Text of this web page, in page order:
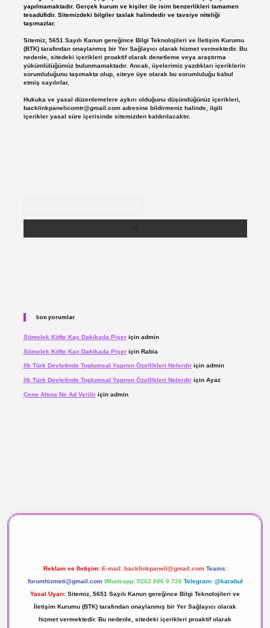
yapılmamaktadır. Gerçek kurum ve kişiler ile isim benzerlikleri tamamen
tesadüfidir. Sitemizdeki bilgiler taslak halindedir ve tavsiye niteliği
taşımazlar.
Sitemiz, 5651 Sayılı Kanun gereğince Bilgi Teknolojileri ve İletişim Kurumu
(BTK) tarafından onaylanmış bir Yer Sağlayıcı olarak hizmet vermektedir. Bu
nedenle, sitedeki içerikleri proaktif olarak denetleme veya araştırma
yükümlülüğümüz bulunmamaktadır. Ancak, üyelerimiz yazdıkları içeriklerin
sorumluluğunu taşımakta olup, siteye üye olarak bu sorumluluğu kabul
etmiş sayılırlar.
Hukuka ve yasal düzenlemelere aykırı olduğunu düşündüğünüz içerikleri,
backlinkpanelicomtr@gmail.comadresine bildirmeniz halinde, ilgili
içerikler yasal süre içerisinde sitemizden kaldırılacaktır.
Son yorumlar
Sömelek Köfte Kaç Dakikada Pişeriçin admin
Sömelek Köfte Kaç Dakikada Pişeriçin Rabia
Ilk Türk Devletinde Toplumsal Yapının Özellikleri Nelerdiriçin admin
Ilk Türk Devletinde Toplumsal Yapının Özellikleri Nelerdiriçin Ayaz
Çene Altına Ne Ad Veriliriçin admin
Reklam ve İletişim: E-mail: backlinkpaneli@gmail.com Teams:
forumhizmeti@gmail.com Whatsapp: 0262 606 0 726 Telegram: @karabul
Yasal Uyarı: Sitemiz, 5651 Sayılı Kanun gereğince Bilgi Teknolojileri ve
İletişim Kurumu (BTK) tarafından onaylanmış bir Yer Sağlayıcı olarak
hizmet vermektedir. Bu nedenle, sitedeki içerikleri proaktif olarak